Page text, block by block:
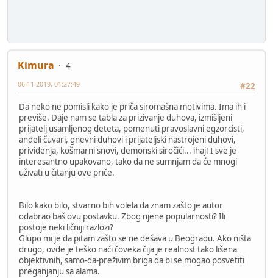
Kimura
4
#22
06-11-2019, 01:27:49
Da neko ne pomisli kako je priča siromašna motivima. Ima ih i
previše. Daje nam se tabla za prizivanje duhova, izmišljeni
prijatelj usamljenog deteta, pomenuti pravoslavni egzorcisti,
anđeli čuvari, gnevni duhovi i prijateljski nastrojeni duhovi,
priviđenja, košmarni snovi, demonski siročići... ihaj! I sve je
interesantno upakovano, tako da ne sumnjam da će mnogi
uživati u čitanju ove priče.
Bilo kako bilo, stvarno bih volela da znam zašto je autor
odabrao baš ovu postavku. Zbog njene popularnosti? Ili
postoje neki ličniji razlozi?
Glupo mi je da pitam zašto se ne dešava u Beogradu. Ako ništa
drugo, ovde je teško naći čoveka čija je realnost tako lišena
objektivnih, samo-da-preživim briga da bi se mogao posvetiti
preganjanju sa alama.